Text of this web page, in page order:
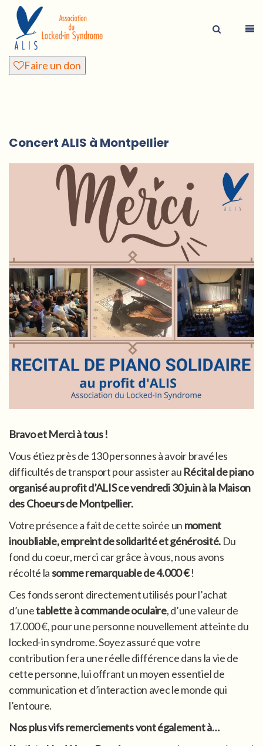
Faire un don
Concert ALIS à Montpellier
Bravo et Merci à tous !
Vous étiez près de 130 personnes à avoir bravé les
difficultés de transport pour assister au Récital de piano
organisé au profit d’ALIS ce vendredi 30 juin à la Maison
des Choeurs de Montpellier.
Votre présence a fait de cette soirée un moment
inoubliable, empreint de solidarité et générosité. Du
fond du coeur, merci car grâce à vous, nous avons
récolté lasomme remarquable de 4.000 €!
Ces fonds seront directement utilisés pour l’achat
d’unetablette à commande oculaire, d’une valeur de
17.000 €, pour une personne nouvellement atteinte du
locked-in syndrome. Soyez assuré que votre
contribution fera une réelle différence dans la vie de
cette personne, lui offrant un moyen essentiel de
communication et d’interaction avec le monde qui
l’entoure.
Nos plus vifs remerciements vont également à…